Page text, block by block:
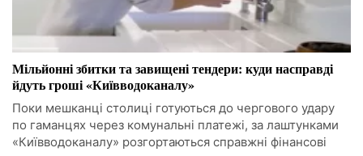
Мільйонні збитки та завищені тендери: куди насправді
йдуть гроші «Київводоканалу»
Поки мешканці столиці готуються до чергового удару
по гаманцях через комунальні платежі, за лаштунками
«Київводоканалу» розгортаються справжні фінансові